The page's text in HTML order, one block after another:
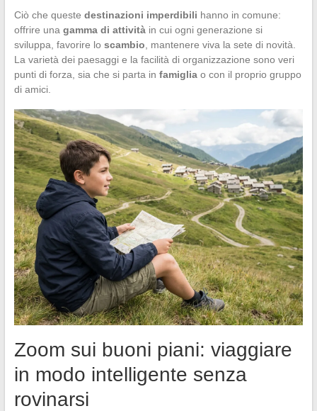
Ciò che queste destinazioni imperdibili hanno in comune:
offrire una gamma di attivitàin cui ogni generazione si
sviluppa, favorire lo scambio , mantenere viva la sete di novità.
La varietà dei paesaggi e la facilità di organizzazione sono veri
punti di forza, sia che si parta in famigliao con il proprio gruppo
di amici.
Zoom sui buoni piani: viaggiare
in modo intelligente senza
rovinarsi